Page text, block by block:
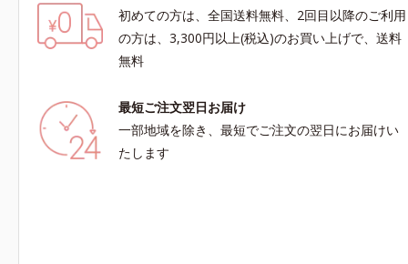
初めての方は、全国送料無料、2回目以降のご利用
の方は、3,300円以上(税込)のお買い上げで、送料
無料
最短ご注文翌日お届け
一部地域を除き、最短でご注文の翌日にお届けい
たします